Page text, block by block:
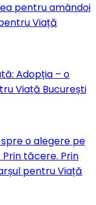
pentru amândoi
Viață
Adopția – o
Viață București
spre o alegere pe
tăcere. Prin
pentru Viață